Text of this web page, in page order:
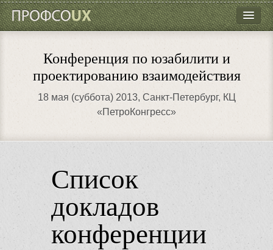
ПрофсоUX
Докладчики
Место проведения
Партнёры
Конференция по юзабилити и
проектированию взаимодействия
18 мая (суббота) 2013, Санкт-Петербург, КЦ
«ПетроКонгресс»
Список
докладов
конференции